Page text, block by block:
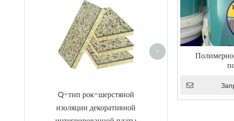
Q-тип рок-шерстяной
изоляции декоративной
шерсти J-типа
>